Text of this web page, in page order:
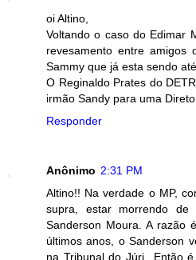
oi Altino,
Voltando o caso do Edimar
revesamento entre amigos
Sammy que já esta sendo
O Reginaldo Prates do
irmão Sandy para uma
Responder
Anônimo 2:31 PM
Altino!! Na verdade o MP,
supra, estar morrendo de
Sanderson Moura. A razão
últimos anos, o Sanderson
na Tribunal do Júri...Então